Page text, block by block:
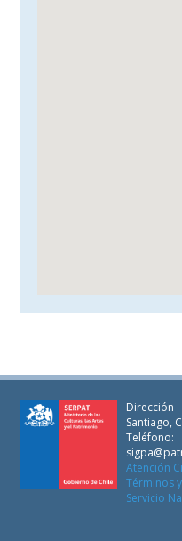
Santiago,
Atención
Términos
Servicio